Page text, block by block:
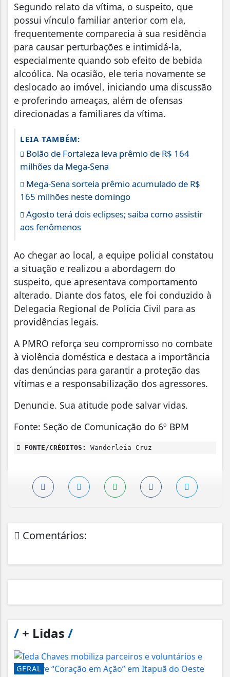
Segundo relato da vítima, o suspeito, que
possui vínculo familiar anterior com ela,
frequentemente comparecia à sua residência
para causar perturbações e intimidá-la,
especialmente quando sob efeito de bebida
alcoólica. Na ocasião, ele teria novamente se
deslocado ao imóvel, iniciando uma discussão
e proferindo ameaças, além de ofensas
direcionadas a familiares da vítima.
LEIA TAMBÉM:
Bolão de Fortaleza leva prêmio de R$ 164
milhões da Mega-Sena
Mega-Sena sorteia prêmio acumulado de R$
165 milhões neste domingo
Agosto terá dois eclipses; saiba como assistir
aos fenômenos
Ao chegar ao local, a equipe policial constatou
a situação e realizou a abordagem do
suspeito, que apresentava comportamento
alterado. Diante dos fatos, ele foi conduzido à
Delegacia Regional de Polícia Civil para as
providências legais.
A PMRO reforça seu compromisso no combate
à violência doméstica e destaca a importância
das denúncias para garantir a proteção das
vítimas e a responsabilização dos agressores.
Denuncie. Sua atitude pode salvar vidas.
Fonte: Seção de Comunicação do 6º BPM
FONTE/CRÉDITOS: Wanderleia Cruz
Comentários:
/ + Lidas /
GERAL